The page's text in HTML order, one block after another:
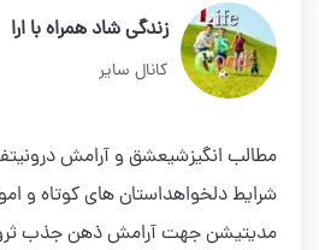
زندگی شاد همراه با ارا
کانال سایر
مطالب انگیزشیعشق و آرامش
شرایط دلخواهداستان های کوتاه و
مدیتیشن جهت آرامش ذهن جذب